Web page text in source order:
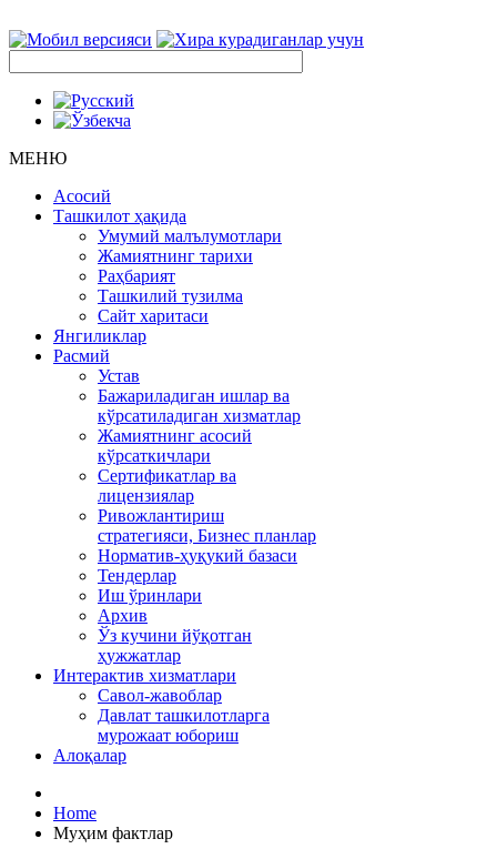
МЕНЮ
Асосий
Ташкилот ҳақида
Умумий малълумотлари
Жамиятнинг тарихи
Раҳбарият
Ташкилий тузилма
Сайт харитаси
Янгиликлар
Расмий
Устав
Бажариладиган ишлар ва
кўрсатиладиган хизматлар
Жамиятнинг асосий
кўрсаткичлари
Сертификатлар ва
лицензиялар
Ривожлантириш
стратегияси, Бизнес планлар
Норматив-ҳуқукий базаси
Тендерлар
Иш ўринлари
Архив
Ўз кучини йўқотган
ҳужжатлар
Интерактив хизматлари
Савол-жавоблар
Давлат ташкилотларга
мурожаат юбориш
Алоқалар
Home
Муҳим фактлар